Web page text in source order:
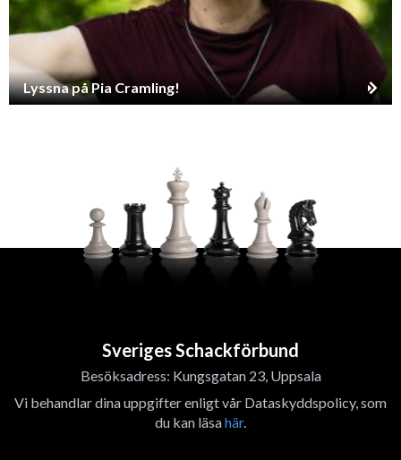
Lyssna på Pia Cramling!
Sveriges Schackförbund
Besöksadress: Kungsgatan 23, Uppsala
Vi behandlar dina uppgifter enligt vår Dataskyddspolicy, som
du kan läsahär.